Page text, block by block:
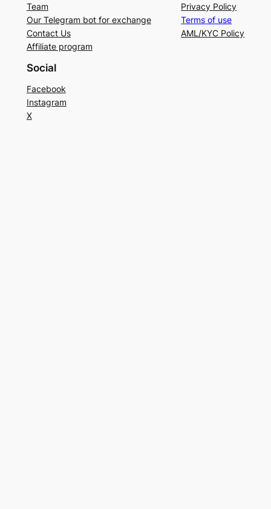
Team
Our Telegram bot for exchange
Contact Us
Affiliate program
Privacy Policy
Terms of use
AML/KYC Policy
Social
Facebook
Instagram
X